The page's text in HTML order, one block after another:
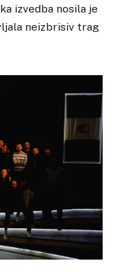
izvedba nosila je
neizbrisiv trag